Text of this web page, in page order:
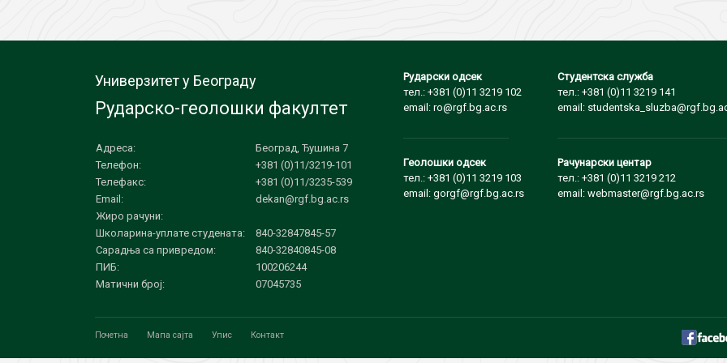
Универзитет у Београду
Рударско-геолошки факултет
Адреса:
Београд, Ђушина 7
Телефон:
+381 (0)11/3219-101
Телефакс:
+381 (0)11/3235-539
Email:
dekan@rgf.bg.ac.rs
Жиро рачуни:
Школарина-уплате студената:
840-32847845-57
Сарадња са привредом:
840-32840845-08
ПИБ:
100206244
Матични број:
07045735
Рударски одсек
тел.: +381 (0)11 3219 102
email: ro@rgf.bg.ac.rs
Геолошки одсек
тел.: +381 (0)11 3219 103
email: gorgf@rgf.bg.ac.rs
Студентска служба
тел.: +381 (0)11 3219 141
email:
Рачунарски центар
тел.: +381 (0)11 3219 212
email: webmaster@rgf.bg.ac.rs
Почетна Мапа сајта Упис Контакт